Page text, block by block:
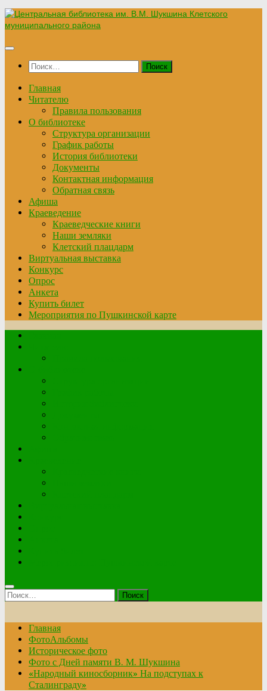
Перейти
к
Найти:
Главная
Читателю
Правила пользования
О библиотеке
Структура организации
График работы
История библиотеки
Документы
Контактная информация
Обратная связь
Афиша
Краеведение
Краеведческие книги
Наши земляки
Клетский плацдарм
Виртуальная выставка
Конкурс
Опрос
Анкета
Купить билет
Мероприятия по Пушкинской карте
Найти:
Главная
ФотоАльбомы
Историческое фото
Фото с Дней памяти В. М. Шукшина
«Народный киносборник» На подступах к
Сталинграду»